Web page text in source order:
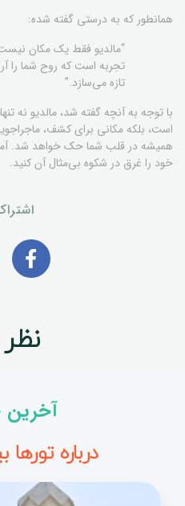
همانطور که به درستی گفته شده:
“مالدیو فقط یک مکان
تجربه است که روح شما را
تازه می‌سازد.”
با توجه به آنچه گفته شد، مالدیو
است، بلکه مکانی برای کشف،
همیشه در قلب شما حک خواهد شد.
خود را غرق در شکوه بی‌مثال آن کنید.
نظر
آخرین
درباره